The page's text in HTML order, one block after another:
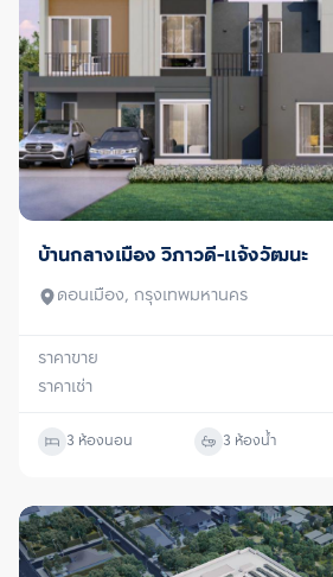
ขาย/เช่า
บ้านกลางเมือง วิภาวดี-แจ้งวัฒนะ
ดอนเมือง, กรุงเทพมหานคร
ราคาขาย
ราคาเช่า
3 ห้องนอน 3 ห้องน้ำ